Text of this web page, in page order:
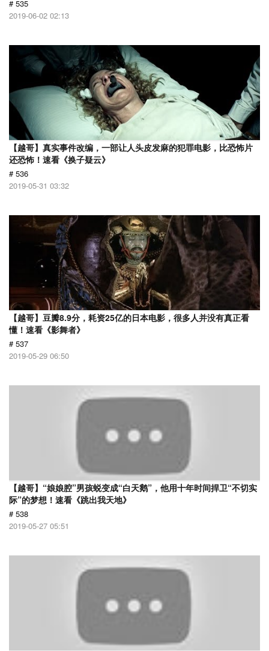
# 535
2019-06-02 02:13
【越哥】真实事件改编，一部让人头皮发麻的犯罪电影，比恐怖片
还恐怖！速看《换子疑云》
# 536
2019-05-31 03:32
【越哥】豆瓣8.9分，耗资25亿的日本电影，很多人并没有真正看
懂！速看《影舞者》
# 537
2019-05-29 06:50
【越哥】“娘娘腔”男孩蜕变成“白天鹅”，他用十年时间捍卫“不切实
际”的梦想！速看《跳出我天地》
# 538
2019-05-27 05:51